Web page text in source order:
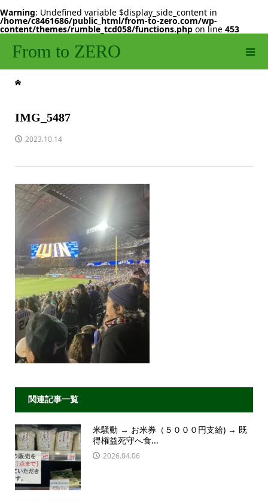
Warning: Undefined variable $display_side_content in
/home/c8461686/public_html/from-to-zero.com/wp-
content/themes/rumble_tcd058/functions.php on line 453
From to ZERO
IMG_5487
2023.10.14
関連記事一覧
米騒動 → お米券（５０００円支給) → 既
得権益死守へ食...
2026.04.06